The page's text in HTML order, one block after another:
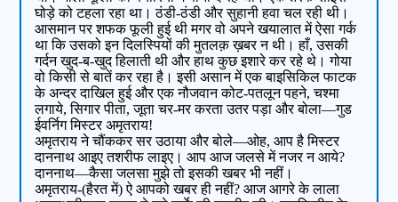
घोड़े को टहला रहा था। ठंडी-ठंडी और सुहानी हवा चल रही थी।
आसमान पर शफक फूली हुई थी मगर वो अपने खयालात में ऐसा गर्क
था कि उसको इन दिलस्पियों की मुतलक़ ख़बर न थी। हाँ, उसकी
गर्दन खुद-ब-खुद हिलाती थी और हाथ कुछ इशारे कर रहे थे। गोया
वो किसी से बातें कर रहा है। इसी असान में एक बाइसिकिल फाटक
के अन्दर दाखिल हुई और एक नौजवान कोट-पतलून पहने, चश्मा
लगाये, सिगार पीता, जूता चर-मर करता उतर पड़ा और बोला—गुड
ईवर्निग मिस्टर अमृतराय!
अमृतराय ने चौंककर सर उठाया और बोले—ओह, आप है मिस्टर
दाननाथ आइए तशरीफ लाइए। आप आज जलसे में नजर न आये?
दाननाथ—कैसा जलसा मुझे तो इसकी खबर भी नहीं।
अमृतराय-(हैरत में) ऐ आपको खबर ही नहीं? आज आगरे के लाला